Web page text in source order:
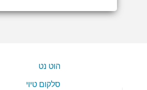
הוט נט
סלקום טיוי